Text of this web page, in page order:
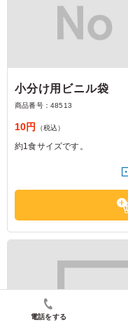
小分け用ビニル袋
商品番号： 48513
10円 （税込）
約1食サイズです。
電話をする